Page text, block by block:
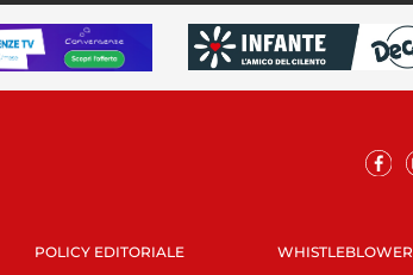
POLICY EDITORIALE WHISTLEBLOWER